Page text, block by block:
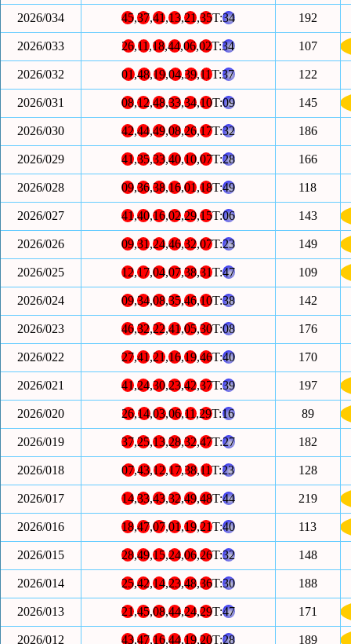
2026/034 45,37,41,13,21,35T:34 192
2026/033 26,11,18,44,06,02T:34 107
2026/032 01,48,19,04,39,11T:37 122
2026/031 08,12,48,33,34,10T:09 145
2026/030 42,44,49,08,26,17T:32 186
2026/029 41,35,33,40,10,07T:28 166
2026/028 09,36,38,16,01,18T:49 118
2026/027 41,40,16,02,29,15T:06 143
2026/026 09,31,24,46,32,07T:23 149
2026/025 12,17,04,07,38,31T:47 109
2026/024 09,34,08,35,46,10T:38 142
2026/023 46,32,22,41,05,30T:08 176
2026/022 27,41,21,16,19,46T:40 170
2026/021 41,24,30,23,42,37T:39 197
2026/020 26,14,03,06,11,29T:16 89
2026/019 37,25,13,28,32,47T:27 182
2026/018 07,43,12,17,38,11T:23 128
2026/017 14,33,43,32,49,48T:44 219
2026/016 18,47,07,01,19,21T:40 113
2026/015 28,49,15,24,06,26T:32 148
2026/014 25,42,14,23,48,36T:30 188
2026/013 21,45,08,44,24,29T:47 171
2026/012 43,47,16,44,19,20T:28 189